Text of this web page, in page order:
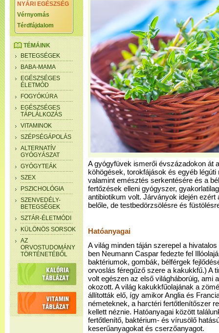
NYÁRI EGÉSZSÉG
Vérnyomás
Térdfájdalom
TÉMÁINK
BETEGSÉGEK
BABA-MAMA
EGÉSZSÉGES
ÉLETMÓD
FOGYÓKÚRA
EGÉSZSÉGES
TÁPLÁLKOZÁS
VITAMINOK
SZÉPSÉGÁPOLÁS
ALTERNATÍV
GYÓGYÁSZAT
GYÓGYTEÁK
SZEX
PSZICHOLÓGIA
SZENVEDÉLY-
BETEGSÉGEK
SZTÁR-ÉLETMÓDI
KÜLÖNÖS SORSOK
AZ
ORVOSTUDOMÁNY
TÖRTÉNETÉBŐL
A gyógyfüvek ismerői évszázadokon át
köhögések, torokfájások és egyéb
valamint emésztés serkentésére és a
fertőzések elleni gyógyszer,
antibiotikum volt. Járványok idején ezért
belőle, de testbedörzsölésre és
Hatóanyagai
A világ minden táján szerepel a
ben Neumann Caspar fedezte fel
baktériumok, gombák, bélférgek
orvoslás féregűző szere a kakukkfű.) A
volt egészen az első világháborúig, ami
okozott. A világ kakukkfűolajának a
állították elő, így amikor Anglia és
németeknek, a harctéri fertőtlenítőszer
kellett néznie. Hatóanyagai között
fertőtlenítő, baktérium- és vírusölő
keserűanyagokat és cserzőanyagot.